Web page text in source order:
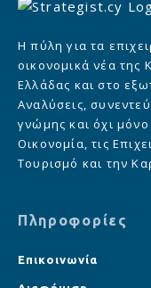
Η πύλη για τα
οικονομικά νέα της
Ελλάδας και στο
Αναλύσεις,
γνώμης και όχι μόνο
Οικονομία, τις
Τουρισμό και την
Πληροφορίες
Επικοινωνία